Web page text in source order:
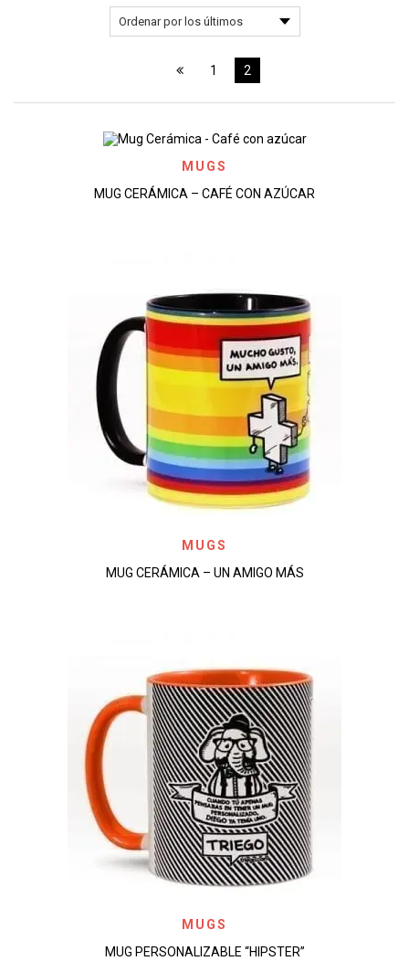
1 2
MUGS
MUG CERÁMICA – CAFÉ CON AZÚCAR
MUGS
MUG CERÁMICA – UN AMIGO MÁS
MUGS
MUG PERSONALIZABLE “HIPSTER”